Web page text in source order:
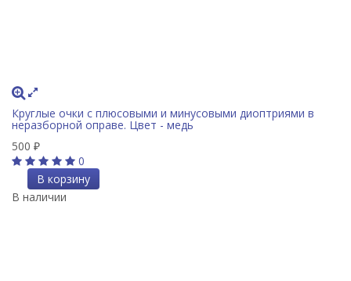
Круглые очки с плюсовыми и минусовыми диоптриями в
неразборной оправе. Цвет - медь
500 ₽
0
В корзину
В наличии